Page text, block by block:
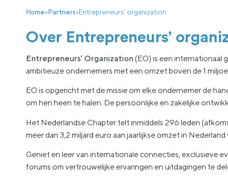
Home»Partners»Entrepreneurs’ organization
Over Entrepreneurs’
Entrepreneurs’ Organization (EO) is een internationaal
ambitieuze ondernemers met een omzet boven de 1
EO is opgericht met de missie om elke ondernemer de
om hen heen te halen. De persoonlijke en zakelijke
Het Nederlandse Chapter telt inmiddels 296 leden
meer dan 3,2 miljard euro aan jaarlijkse omzet in
Geniet en leer van internationale connecties, exclusieve
forums om vertrouwelijke ervaringen en uitdagingen te